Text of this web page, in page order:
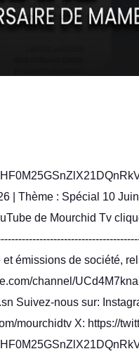
| Thème : Spécial 10
de Mourchid Tv
émissions de société,
channel/
Suivez-nous sur:
mourchidtv X: https://